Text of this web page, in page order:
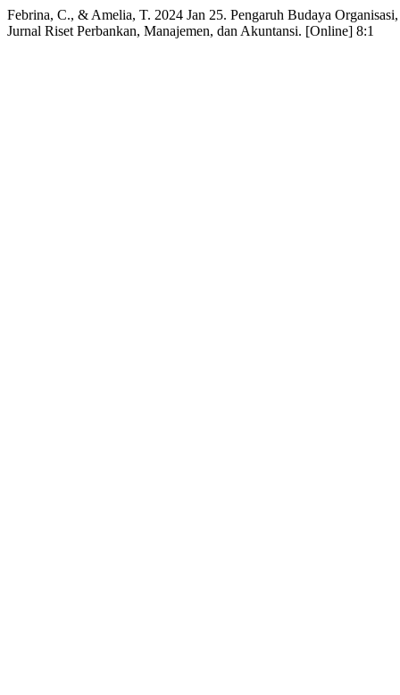
Febrina, C., & Amelia, T. 2024 Jan 25. Pengaruh Budaya
Jurnal Riset Perbankan, Manajemen, dan Akuntansi. [Online] 8:1